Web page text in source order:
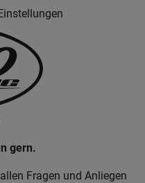
gern.
Fragen und Anliegen